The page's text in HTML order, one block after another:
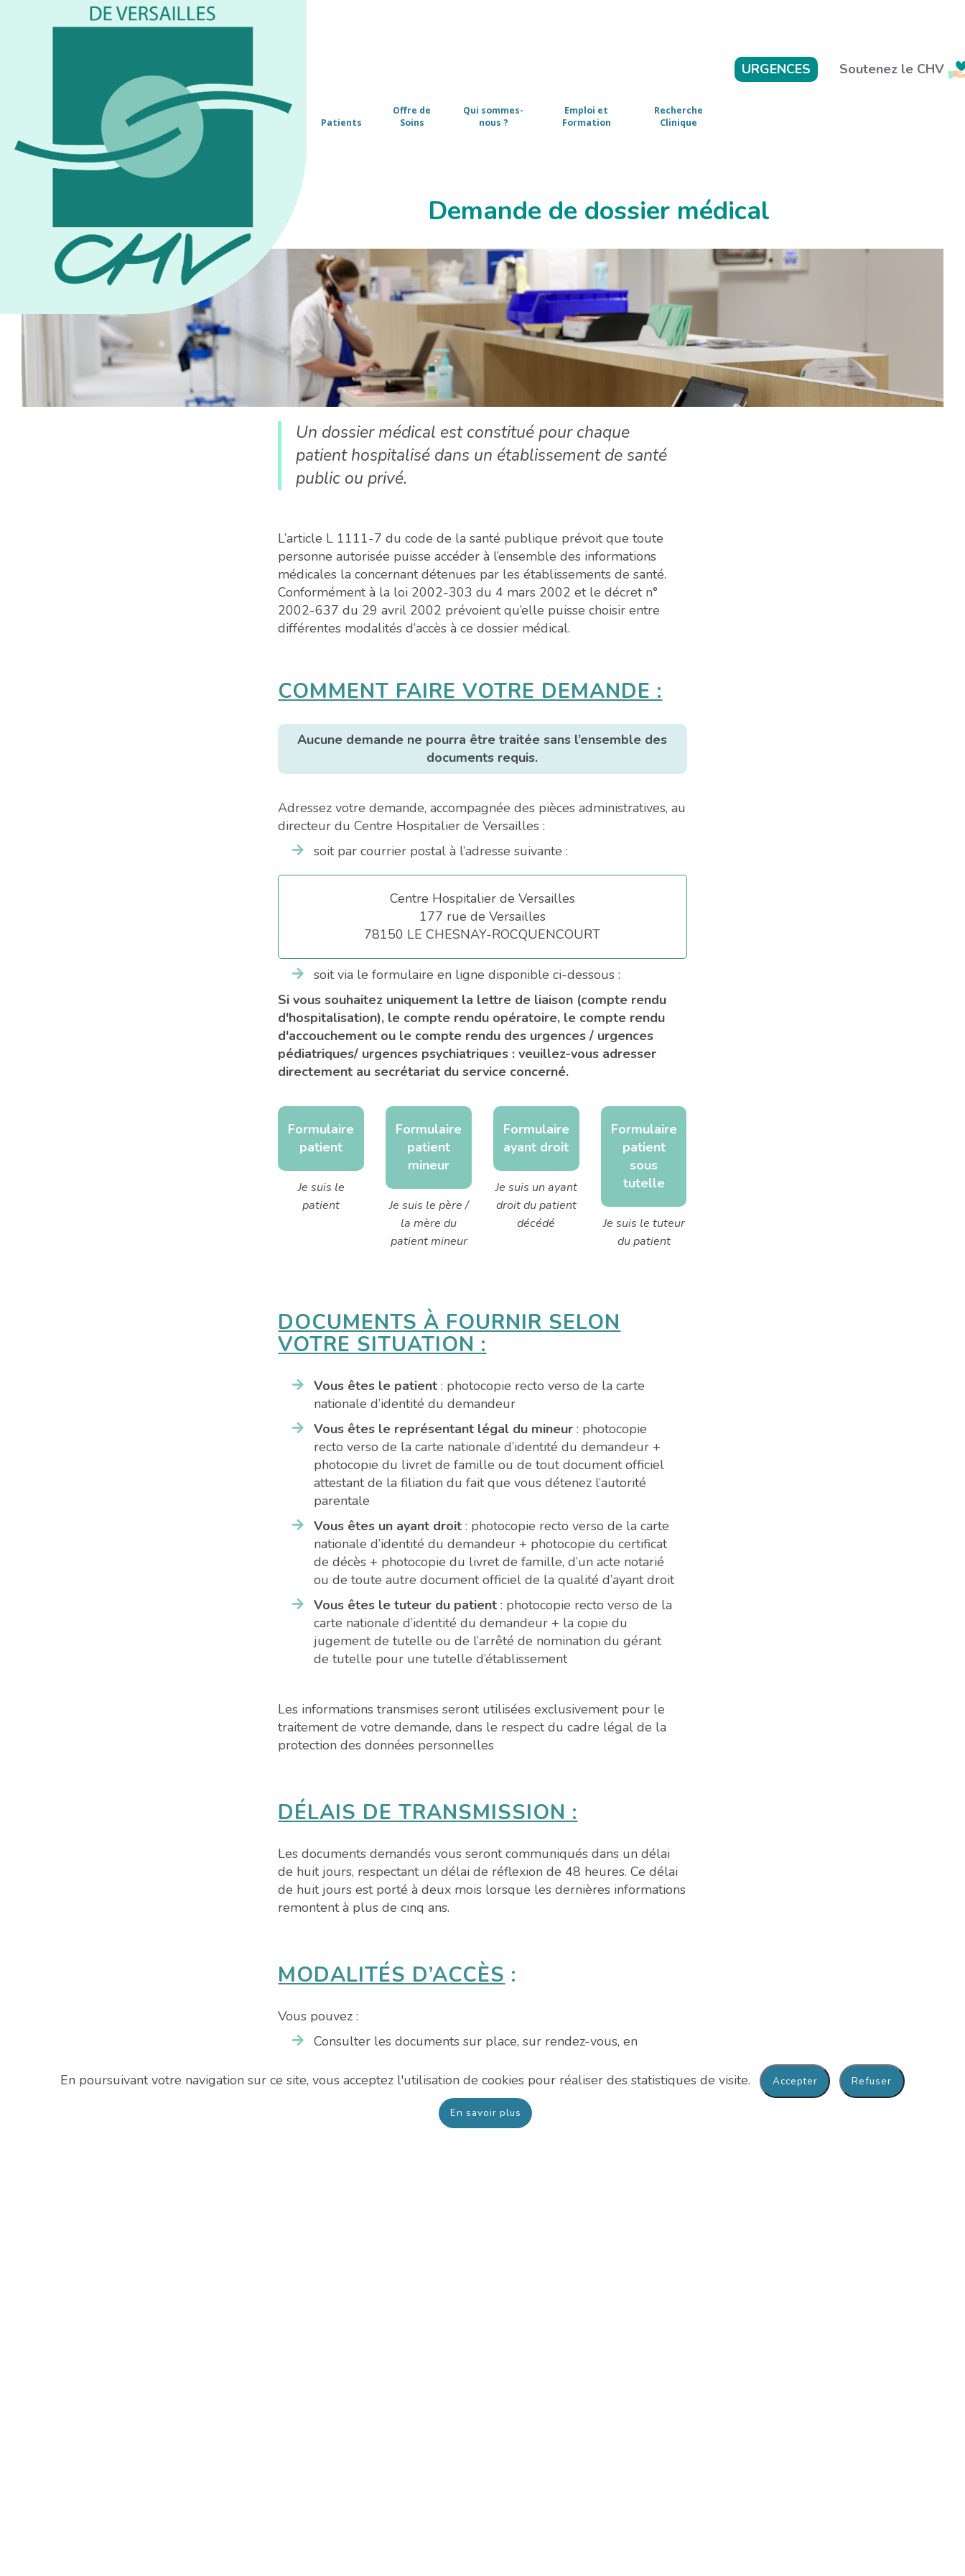
Patients
Offre de
Soins
Qui sommes-
nous ?
Emploi et
Formation
Recherche
Clinique
URGENCES Soutenez le CHV
Demande de dossier médical
Un dossier médical est constitué pour chaque
patient hospitalisé dans un établissement de santé
public ou privé.
L’article L 1111-7 du code de la santé publique prévoit que toute
personne autorisée puisse accéder à l’ensemble des informations
médicales la concernant détenues par les établissements de santé.
Conformément à la loi 2002-303 du 4 mars 2002 et le décret n°
2002-637 du 29 avril 2002 prévoient qu’elle puisse choisir entre
différentes modalités d’accès à ce dossier médical.
COMMENT FAIRE VOTRE DEMANDE :
Aucune demande ne pourra être traitée sans l’ensemble des
documents requis.
Adressez votre demande, accompagnée des pièces administratives, au
directeur du Centre Hospitalier de Versailles :
soit par courrier postal à l’adresse suivante :
Centre Hospitalier de Versailles
177 rue de Versailles
78150 LE CHESNAY-ROCQUENCOURT
soit via le formulaire en ligne disponible ci-dessous :
Si vous souhaitez uniquement la lettre de liaison (compte rendu
d'hospitalisation), le compte rendu opératoire, le compte rendu
d'accouchement ou le compte rendu des urgences / urgences
pédiatriques/ urgences psychiatriques : veuillez-vous adresser
directement au secrétariat du service concerné.
Formulaire
patient
Je suis le
patient
Formulaire
patient
mineur
Je suis le père /
la mère du
patient mineur
Formulaire
ayant droit
Je suis un ayant
droit du patient
décédé
Formulaire
patient
sous
tutelle
Je suis le tuteur
du patient
DOCUMENTS À FOURNIR SELON
VOTRE SITUATION :
Vous êtes le patient : photocopie recto verso de la carte
nationale d’identité du demandeur
Vous êtes le représentant légal du mineur : photocopie
recto verso de la carte nationale d’identité du demandeur +
photocopie du livret de famille ou de tout document officiel
attestant de la filiation du fait que vous détenez l’autorité
parentale
Vous êtes un ayant droit : photocopie recto verso de la carte
nationale d’identité du demandeur + photocopie du certificat
de décès + photocopie du livret de famille, d’un acte notarié
ou de toute autre document officiel de la qualité d’ayant droit
Vous êtes le tuteur du patient : photocopie recto verso de la
carte nationale d’identité du demandeur + la copie du
jugement de tutelle ou de l’arrêté de nomination du gérant
de tutelle pour une tutelle d’établissement
Les informations transmises seront utilisées exclusivement pour le
traitement de votre demande, dans le respect du cadre légal de la
protection des données personnelles
DÉLAIS DE TRANSMISSION :
Les documents demandés vous seront communiqués dans un délai
de huit jours, respectant un délai de réflexion de 48 heures. Ce délai
de huit jours est porté à deux mois lorsque les dernières informations
remontent à plus de cinq ans.
MODALITÉS D’ACCÈS :
Vous pouvez :
Consulter les documents sur place, sur rendez-vous, en
Obtenir une copie du dossier médical, les frais étant à votre
charge à partir de la deuxième demande.
Frais de copie en noir et blanc : 0.20 € la copie format A4
En poursuivant votre navigation sur ce site, vous acceptez l'utilisation de cookies pour réaliser des statistiques de visite.
En savoir plus